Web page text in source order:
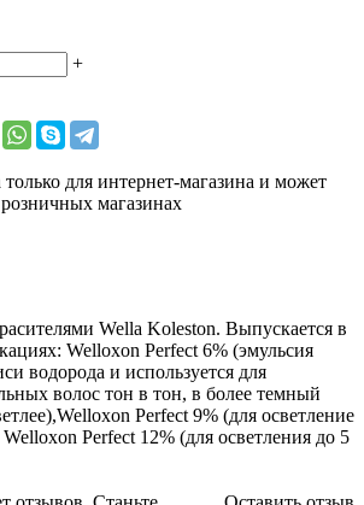
+
для интернет-магазина и может
магазинах
Wella Koleston. Выпускается в
Welloxon Perfect 6% (эмульсия
водорода и используется для
волос тон в тон, в более темный
Perfect 9% (для осветление
Perfect 12% (для осветления до 5